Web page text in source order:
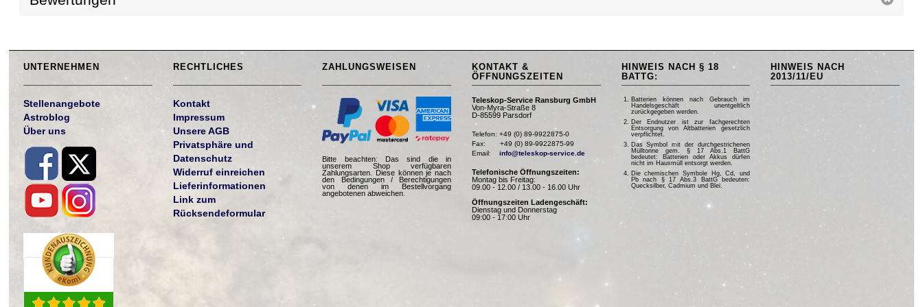
UNTERNEHMEN
Stellenangebote
Astroblog
Über uns
RECHTLICHES
Kontakt
Impressum
Unsere AGB
Privatsphäre und
Datenschutz
Widerruf einreichen
Lieferinformationen
Link zum
Rücksendeformular
ZAHLUNGSWEISEN
Bitte beachten: Das sind die in
unserem Shop verfügbaren
Zahlungsarten. Diese können je nach
den Bedingungen / Berechtigungen
von denen im Bestellvorgang
angebotenen abweichen.
KONTAKT &
ÖFFNUNGSZEITEN
Teleskop-Service Ransburg GmbH
Von-Myra-Straße 8
D-85599 Parsdorf
Telefon: +49 (0) 89-9922875-0
Fax:       +49 (0) 89-9922875-99
Email: info@teleskop-service.de
Telefonische Öffnungszeiten:
Montag bis Freitag:
09.00 - 12.00 / 13.00 - 16.00 Uhr
Öffnungszeiten Ladengeschäft:
Dienstag und Donnerstag
09:00 - 17:00 Uhr
HINWEIS NACH § 18
BATTG:
Batterien können nach Gebrauch im
Handelsgeschäft unentgeltlich
zurückgegeben werden.
Der Endnutzer ist zur fachgerechten
Entsorgung von Altbatterien gesetzlich
verpflichtet.
Das Symbol mit der durchgestrichenen
Mülltonne gem. § 17 Abs.1 BattG
bedeutet: Batterien oder Akkus dürfen
nicht im Hausmüll entsorgt werden.
Die chemischen Symbole Hg, Cd, und
Pb nach § 17 Abs.3 BattG bedeuten:
Quecksilber, Cadmium und Blei.
HINWEIS NACH
2013/11/EU